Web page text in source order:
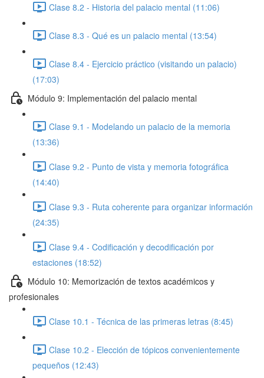
Clase 8.2 - Historia del palacio mental (11:06)
Clase 8.3 - Qué es un palacio mental (13:54)
Clase 8.4 - Ejercicio práctico (visitando un palacio)
(17:03)
Módulo 9: Implementación del palacio mental
Clase 9.1 - Modelando un palacio de la memoria
(13:36)
Clase 9.2 - Punto de vista y memoria fotográfica
(14:40)
Clase 9.3 - Ruta coherente para organizar información
(24:35)
Clase 9.4 - Codificación y decodificación por
estaciones (18:52)
Módulo 10: Memorización de textos académicos y
profesionales
Clase 10.1 - Técnica de las primeras letras (8:45)
Clase 10.2 - Elección de tópicos convenientemente
pequeños (12:43)